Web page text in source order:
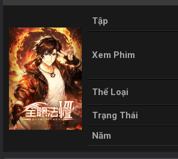
Tập
Xem Phim
Thể Loại
Trạng Thái
Năm